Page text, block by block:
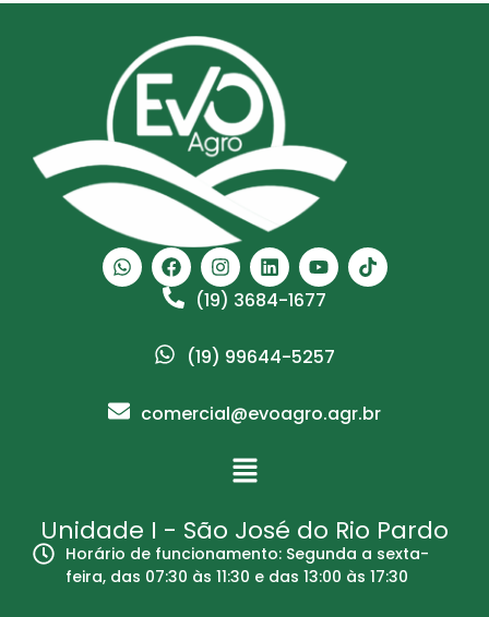
(19) 3684-1677
(19) 99644-5257
comercial@evoagro.agr.br
Unidade I - São José do Rio Pardo
Horário de funcionamento: Segunda a sexta-
feira, das 07:30 às 11:30 e das 13:00 às 17:30